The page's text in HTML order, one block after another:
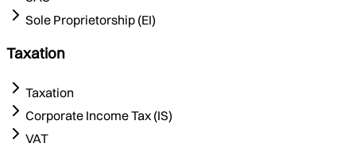
Sole Proprietorship (EI)
Taxation
Taxation
Corporate Income Tax (IS)
VAT